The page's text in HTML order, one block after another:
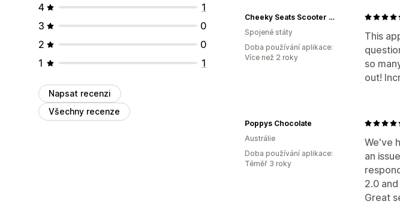
4
1
3
0
2
0
1
1
Napsat recenzi
Všechny recenze
This
so
out!
Cheeky Seats Scooter Seat Covers
Spojené státy
Doba používání aplikace:
Více než 2 roky
We've
an
2.0
Great
Poppys Chocolate
Austrálie
Doba používání aplikace:
Téměř 3 roky